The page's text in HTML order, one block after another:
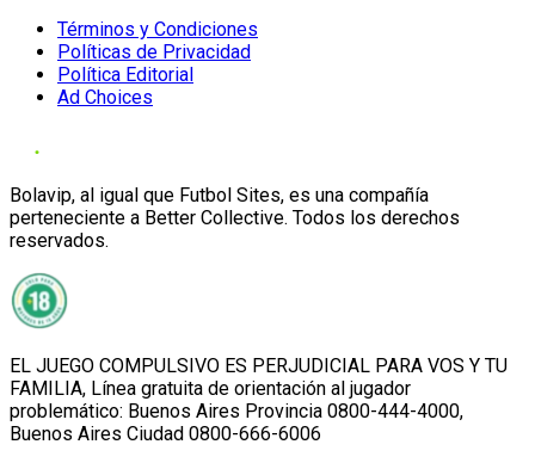
Términos y Condiciones
Políticas de Privacidad
Política Editorial
Ad Choices
Bolavip, al igual que Futbol Sites, es una compañía
perteneciente a Better Collective. Todos los derechos
reservados.
EL JUEGO COMPULSIVO ES PERJUDICIAL PARA VOS Y TU
FAMILIA, Línea gratuita de orientación al jugador
problemático: Buenos Aires Provincia 0800-444-4000,
Buenos Aires Ciudad 0800-666-6006